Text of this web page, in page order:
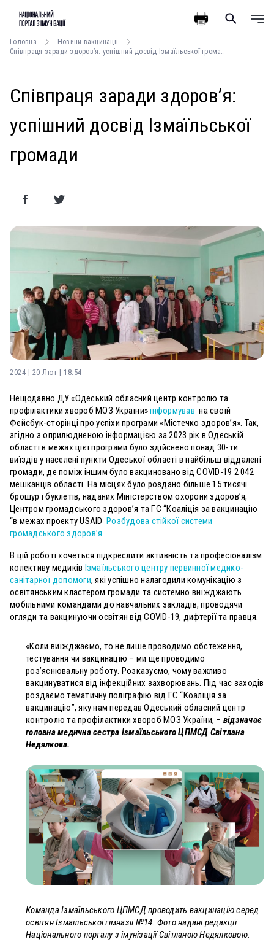
Головна
Новини вакцинації
Співпраця заради здоров’я: успішний досвід Ізмаїльської громади
Співпраця заради здоров’я:
успішний досвід Ізмаїльської
громади
2024 | 20 Лют | 18:54
Нещодавно ДУ «Одеський обласний центр контролю та
профілактики хвороб МОЗ України»інформував на своїй
Фейсбук-сторінці про успіхи програми «Містечко здоров’я». Так,
згідно з оприлюдненою інформацією за 2023 рік в Одеській
області в межах цієї програми було здійснено понад 30-ти
виїздів у населені пункти Одеської області в найбільш віддалені
громади, де поміж іншим було вакциновано від COVID-19 2 042
мешканців області. На місцях було роздано більше 15 тисячі
брошур і буклетів, наданих Міністерством охорони здоров’я,
Центром громадського здоров’я та ГС “Коаліція за вакцинацію
“в межах проекту USAID Розбудова стійкої системи
громадського здоров’я.
В цій роботі хочеться підкреслити активність та професіоналізм
колективу медиків Ізмаїльського центру первинної медико-
санітарної допомоги, які успішно налагодили комунікацію з
освітянським кластером громади та системно виїжджають
мобільними командами до навчальних закладів, проводячи
огляди та вакцинуючи освітян від СOVID-19, дифтерії та правця.
«Коли виїжджаємо, то не лише проводимо обстеження,
тестування чи вакцинацію – ми ще проводимо
роз’яснювальну роботу. Розказуємо, чому важливо
вакцинуватися від інфекційних захворювань. Під час заходів
роздаємо тематичну поліграфію від ГС “Коаліція за
вакцинацію”, яку нам передав Одеський обласний центр
контролю та профілактики хвороб МОЗ України, – відзначає
головна медична сестра Ізмаїльського ЦПМСД Світлана
Недялкова.
Команда Ізмаїльського ЦПМСД проводить вакцинацію серед
освітян Ізмаїльської гімназії №14. Фото надані редакції
Національного порталу з імунізації Світланою Недялковою.